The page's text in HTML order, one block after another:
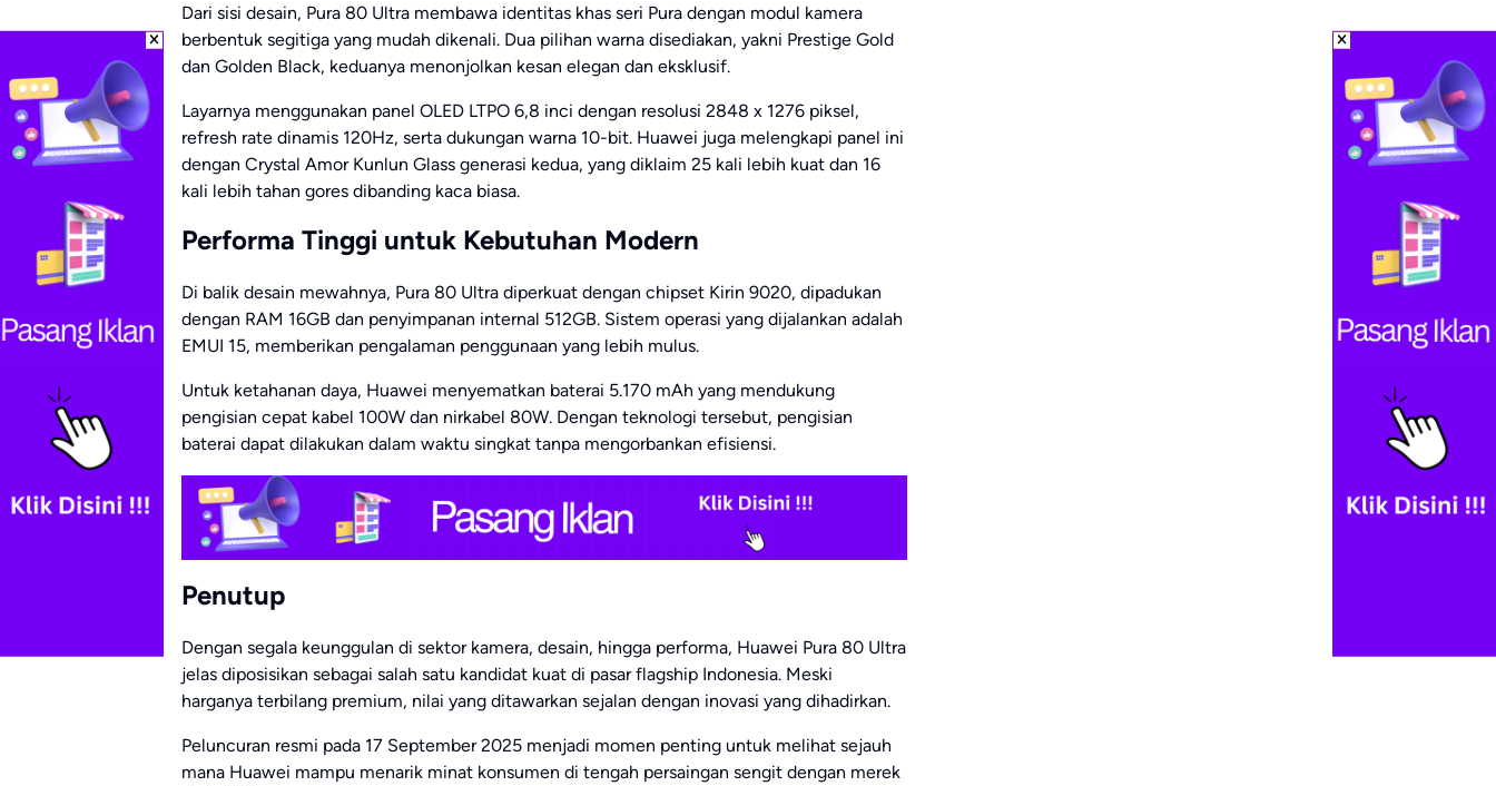
Dari sisi desain, Pura 80 Ultra membawa identitas khas seri Pura dengan modul kamera
berbentuk segitiga yang mudah dikenali. Dua pilihan warna disediakan, yakni Prestige Gold
dan Golden Black, keduanya menonjolkan kesan elegan dan eksklusif.
Layarnya menggunakan panel OLED LTPO 6,8 inci dengan resolusi 2848 x 1276 piksel,
refresh rate dinamis 120Hz, serta dukungan warna 10-bit. Huawei juga melengkapi panel ini
dengan Crystal Amor Kunlun Glass generasi kedua, yang diklaim 25 kali lebih kuat dan 16
kali lebih tahan gores dibanding kaca biasa.
Performa Tinggi untuk Kebutuhan Modern
Di balik desain mewahnya, Pura 80 Ultra diperkuat dengan chipset Kirin 9020, dipadukan
dengan RAM 16GB dan penyimpanan internal 512GB. Sistem operasi yang dijalankan adalah
EMUI 15, memberikan pengalaman penggunaan yang lebih mulus.
Untuk ketahanan daya, Huawei menyematkan baterai 5.170 mAh yang mendukung
pengisian cepat kabel 100W dan nirkabel 80W. Dengan teknologi tersebut, pengisian
baterai dapat dilakukan dalam waktu singkat tanpa mengorbankan efisiensi.
Penutup
Dengan segala keunggulan di sektor kamera, desain, hingga performa, Huawei Pura 80 Ultra
jelas diposisikan sebagai salah satu kandidat kuat di pasar flagship Indonesia. Meski
harganya terbilang premium, nilai yang ditawarkan sejalan dengan inovasi yang dihadirkan.
Peluncuran resmi pada 17 September 2025 menjadi momen penting untuk melihat sejauh
mana Huawei mampu menarik minat konsumen di tengah persaingan sengit dengan merek